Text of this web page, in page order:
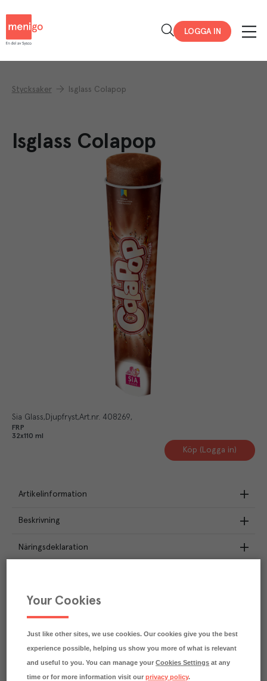
LOGGA IN
Stycksaker Isglass Colapop
Isglass Colapop
Sia Glass Djupfryst Art.nr. 408269
FRP
32x110 ml
Köp (Logga in)
Artikelinformation
Beskrivning
Näringsdeklaration
Varje kilo av varan påverkar klimatet motsvarande
utsläppen av 4.2 kg koldioxid.
Your Cookies
Just like other sites, we use cookies. Our cookies give you the best
experience possible, helping us show you more of what is relevant
and useful to you. You can manage yourCookies Settings at any
time or for more information visit ourprivacy policy.